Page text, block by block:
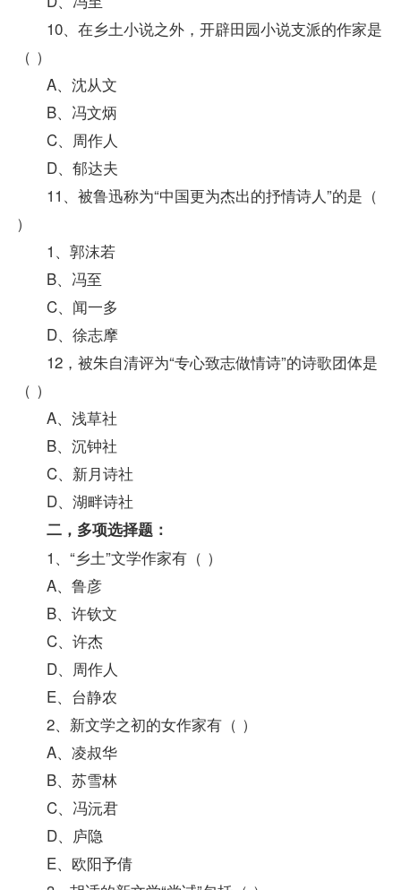
10、在乡土小说之外，开辟田园小说支派的作家是
（ ）
A、沈从文
B、冯文炳
C、周作人
D、郁达夫
11、被鲁迅称为“中国更为杰出的抒情诗人”的是（
）
1、郭沫若
B、冯至
C、闻一多
D、徐志摩
12，被朱自清评为“专心致志做情诗”的诗歌团体是
（ ）
A、浅草社
B、沉钟社
C、新月诗社
D、湖畔诗社
二，多项选择题：
1、“乡土”文学作家有（ ）
A、鲁彦
B、许钦文
C、许杰
D、周作人
E、台静农
2、新文学之初的女作家有（ ）
A、凌叔华
B、苏雪林
C、冯沅君
D、庐隐
E、欧阳予倩